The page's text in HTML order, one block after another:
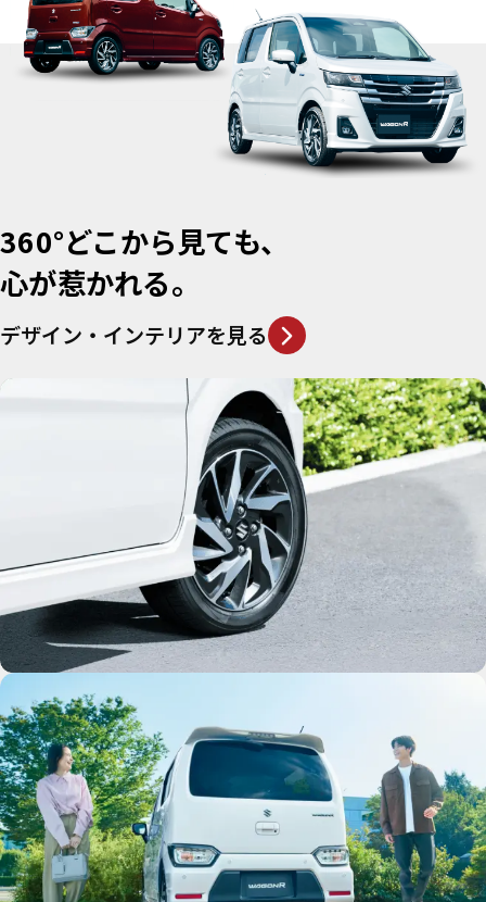
360°どこから見ても、
心が惹かれる。
デザイン・インテリアを見る